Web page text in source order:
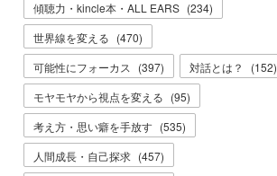
傾聴力・kincle本・ALL EARS (234)
世界線を変える (470)
可能性にフォーカス
(397) 対話とは？ (152)
モヤモヤから視点を変える (95)
考え方・思い癖を手放す (535)
人間成長・自己探求 (457)